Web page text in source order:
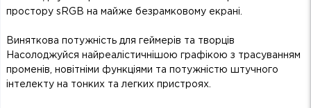
простору sRGB на майже безрамковому екрані.
Виняткова потужність для геймерів та творців
Насолоджуйся найреалістичнішою графікою з трасуванням
променів, новітніми функціями та потужністю штучного
інтелекту на тонких та легких пристроях.